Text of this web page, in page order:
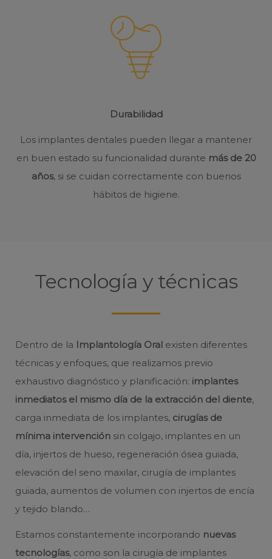
Durabilidad
Los implantes dentales pueden llegar a mantener
en buen estado su funcionalidad durante más de 20
años, si se cuidan correctamente con buenos
hábitos de higiene.
Tecnología y técnicas
Dentro de la Implantología Oral existen diferentes
técnicas y enfoques, que realizamos previo
exhaustivo diagnóstico y planificación: implantes
inmediatos el mismo día de la extracción del diente,
carga inmediata de los implantes, cirugías de
mínima intervención sin colgajo, implantes en un
día, injertos de hueso, regeneración ósea guiada,
elevación del seno maxilar, cirugía de implantes
guiada, aumentos de volumen con injertos de encía
y tejido blando…
Estamos constantemente incorporando nuevas
tecnologías, como son la cirugía de implantes